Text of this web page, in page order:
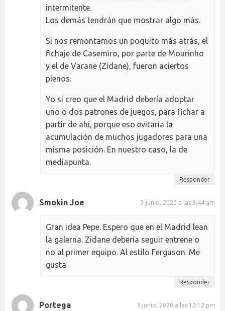
intermitente.
Los demás tendrán que mostrar algo más.
Si nos remontamos un poquito más atrás, el
fichaje de Casemiro, por parte de Mourinho
y el de Varane (Zidane), fueron aciertos
plenos.
Yo si creo que el Madrid debería adoptar
uno o dos patrones de juegos, para fichar a
partir de ahí, porque eso evitaría la
acumulación de muchos jugadores para una
misma posición. En nuestro caso, la de
mediapunta.
Responder
Smokin Joe 3 junio, 2020 a las 9:44 am
Gran idea Pepe. Espero que en el Madrid lean
la galerna. Zidane debería seguir entrene o
no al primer equipo. Al estilo Ferguson. Me
gusta
Responder
Portega 3 junio, 2020 a las 12:12 pm